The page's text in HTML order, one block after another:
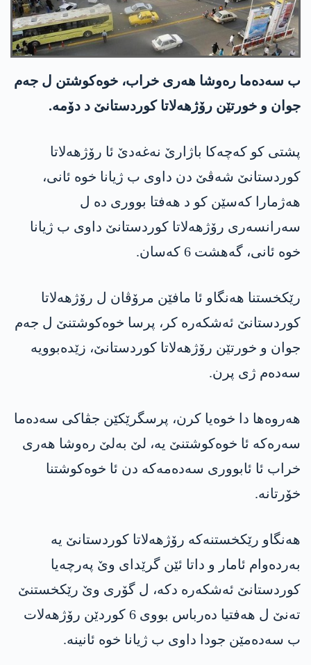
ب سه‌ده‌ما ره‌وشا هه‌ری خراب، خوه‌كوشتن ل جه‌م
جوان و خورتێن رۆژهه‌لاتا كوردستانێ د دۆمه‌.
پشتی كو كه‌چه‌كا باژارێ نه‌غه‌دێ ئا رۆژهه‌لاتا
كوردستانێ شه‌ڤێ دن داوی ب ژیانا خوه‌ ئانی،
هه‌ژمارا كه‌سێن كو د هه‌فتا بووری ده‌ ل
سه‌رانسه‌ری رۆژهه‌لاتا كوردستانێ داوی ب ژیانا
خوه‌ ئانی، گه‌هشت 6 كه‌سان.
رێكخستنا هه‌نگاو ئا مافێن مرۆڤان ل رۆژهه‌لاتا
كوردستانێ ئه‌شكه‌ره‌ كر، پرسا خوه‌كوشتنێ ل جه‌م
جوان و خورتێن رۆژهه‌لاتا كوردستانێ، زێده‌بوویه‌
سه‌ده‌م ژی پرن.
هه‌روه‌ها دا خوه‌یا كرن، پرسگرێكێن جڤاكی سه‌ده‌ما
سه‌ره‌كه‌ ئا خوه‌كوشتنێ یه‌، لێ به‌لێ ره‌وشا هه‌ری
خراب ئا ئابووری سه‌ده‌مه‌كه‌ دن ئا خوه‌كوشتنا
خۆرتانه‌.
هه‌نگاو رێكخستنه‌كه‌ رۆژهه‌لاتا كوردستانێ یه‌
به‌رده‌وام ئامار و داتا ئێن گرێدای وێ په‌رچه‌یا
كوردستانێ ئه‌شكه‌ره‌ دكه‌، ل گۆری وێ رێكخستنێ
ته‌نێ ل هه‌فتیا ده‌رباس بووی 6 كوردێن رۆژهه‌لات
ب سه‌ده‌مێن جودا داوی ب ژیانا خوه‌ ئانینه‌.